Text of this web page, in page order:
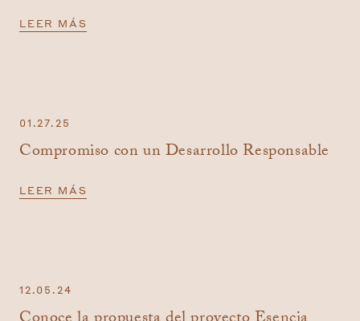
LEER MÁS
01.27.25
Compromiso con un Desarrollo Responsable
LEER MÁS
12.05.24